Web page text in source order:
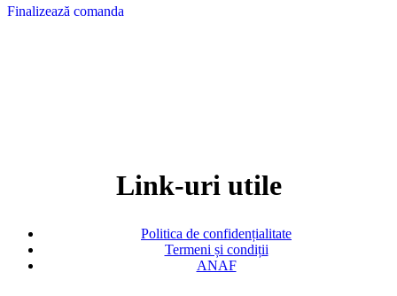
Finalizează comanda
Link-uri utile
Politica de confidențialitate
Termeni și condiții
ANAF